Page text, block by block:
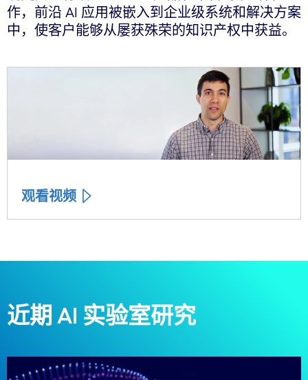
作，前沿 AI 应用被嵌入到企业级系统和解决方案
中，使客户能够从屡获殊荣的知识产权中获益。
观看视频
近期 AI 实验室研究
Carousel starts